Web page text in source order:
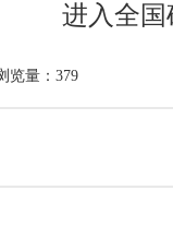
进入全
览量：379